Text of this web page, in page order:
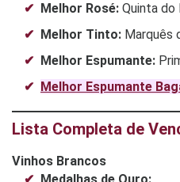
Melhor Rosé: Quinta do
Melhor Tinto: Marquês
Melhor Espumante:
Melhor Espumante
Lista Completa de
Vinhos Brancos
Medalhas de Ouro: